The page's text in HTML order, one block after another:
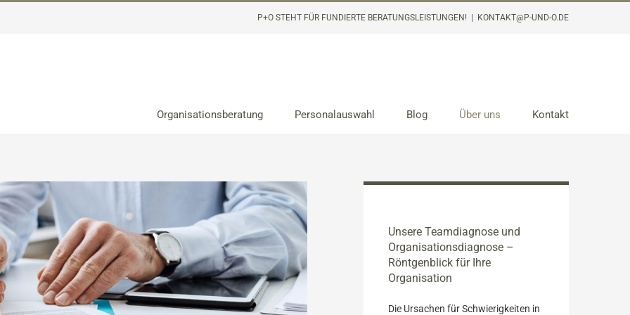
P+O STEHT FÜR FUNDIERTE BERATUNGSLEISTUNGEN! KONTAKT@P-UND-O.DE
Organisationsberatung Personalauswahl Blog Über uns Kontakt
Unsere Teamdiagnose und
Organisationsdiagnose –
Röntgenblick für Ihre
Organisation
Die Ursachen für Schwierigkeiten in